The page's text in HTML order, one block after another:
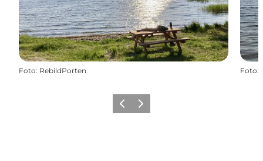
Foto: RebildPorten Foto:
Precedente
Avanti